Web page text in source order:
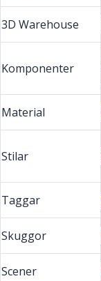
3D Warehouse
Komponenter
Material
Stilar
Taggar
Skuggor
Scener